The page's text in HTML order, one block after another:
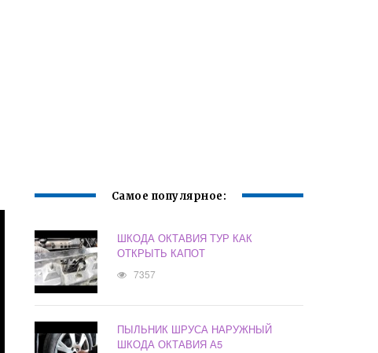
Самое популярное:
ШКОДА ОКТАВИЯ ТУР КАК
ОТКРЫТЬ КАПОТ
7357
ПЫЛЬНИК ШРУСА НАРУЖНЫЙ
ШКОДА ОКТАВИЯ А5